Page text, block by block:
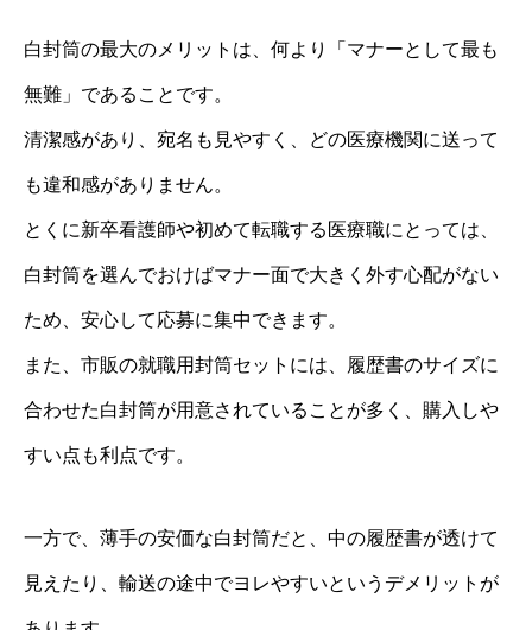
白封筒の最大のメリットは、何より「マナーとして最も
無難」であることです。
清潔感があり、宛名も見やすく、どの医療機関に送って
も違和感がありません。
とくに新卒看護師や初めて転職する医療職にとっては、
白封筒を選んでおけばマナー面で大きく外す心配がない
ため、安心して応募に集中できます。
また、市販の就職用封筒セットには、履歴書のサイズに
合わせた白封筒が用意されていることが多く、購入しや
すい点も利点です。
一方で、薄手の安価な白封筒だと、中の履歴書が透けて
見えたり、輸送の途中でヨレやすいというデメリットが